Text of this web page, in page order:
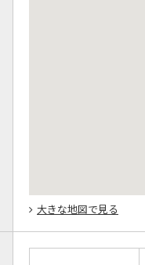
大きな地図で見る